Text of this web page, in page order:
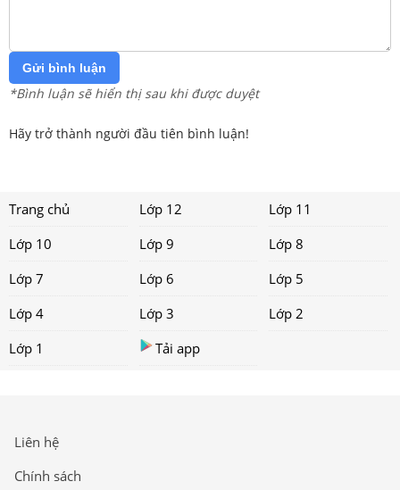
Gửi bình luận
*Bình luận sẽ hiển thị sau khi được duyệt
Hãy trở thành người đầu tiên bình luận!
Trang chủ Lớp 12
Lớp 11
Lớp 10
Lớp 9
Lớp 8
Lớp 7
Lớp 6
Lớp 5
Lớp 4
Lớp 3
Lớp 2
Lớp 1
Tải app
Liên hệ
Chính sách